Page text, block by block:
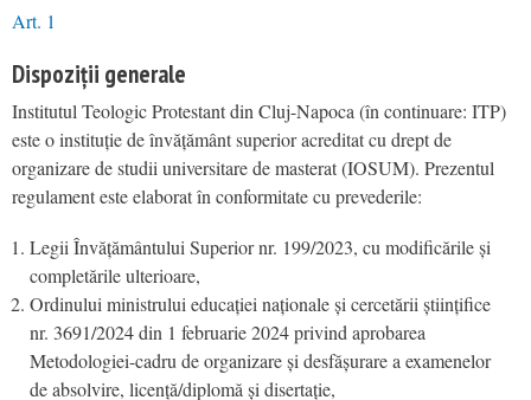
Art. 1
Dispoziții generale
Institutul Teologic Protestant din Cluj-Napoca (în continuare: ITP)
este o instituție de învățământ superior acreditat cu drept de
organizare de studii universitare de masterat (IOSUM). Prezentul
regulament este elaborat în conformitate cu prevederile:
Legii Învățământului Superior nr. 199/2023, cu modificările și
completările ulterioare,
Ordinului ministrului educației naționale și cercetării științifice
nr. 3691/2024 din 1 februarie 2024 privind aprobarea
Metodologiei-cadru de organizare și desfășurare a examenelor
de absolvire, licență/diplomă și disertație,